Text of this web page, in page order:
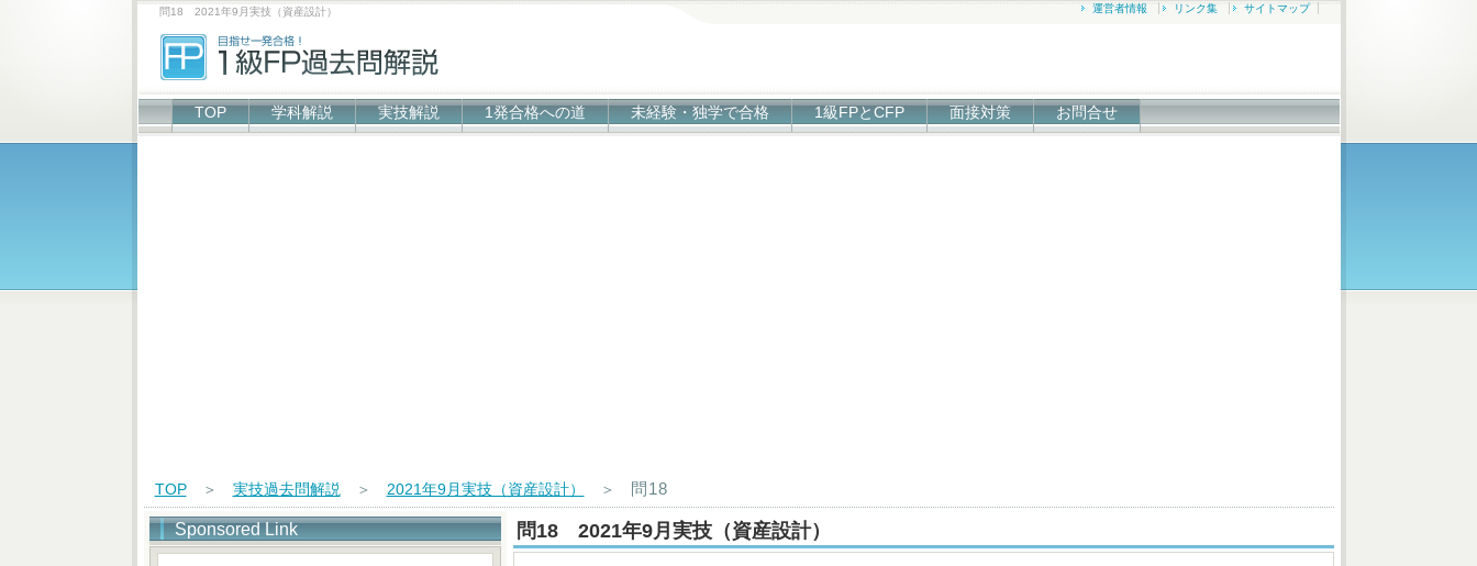
問18 2021年9月実技（資産設計） 運営者情報 リンク集 サイトマップ
TOP 学科解説 実技解説 1発合格への道 未経験・独学で合格 1級FPとCFP 面接対策 お問合せ
TOP＞ 実技過去問解説 ＞ 2021年9月実技（資産設計） ＞ 問18
問18 2021年9月実技（資産設計）
Sponsored Link